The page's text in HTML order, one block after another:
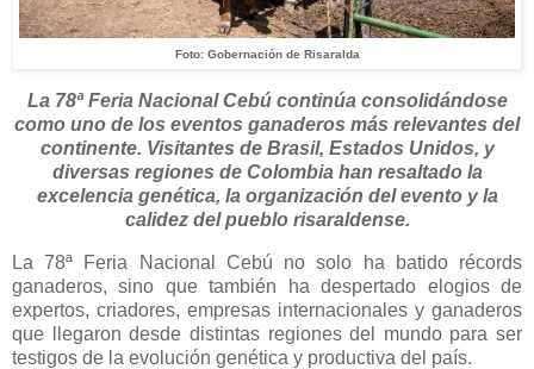
Foto: Gobernación de Risaralda
La 78ª Feria Nacional Cebú continúa consolidándose
como uno de los eventos ganaderos más relevantes del
continente. Visitantes de Brasil, Estados Unidos, y
diversas regiones de Colombia han resaltado la
excelencia genética, la organización del evento y la
calidez del pueblo risaraldense.
La 78ª Feria Nacional Cebú no solo ha batido récords
ganaderos, sino que también ha despertado elogios de
expertos, criadores, empresas internacionales y ganaderos
que llegaron desde distintas regiones del mundo para ser
testigos de la evolución genética y productiva del país.